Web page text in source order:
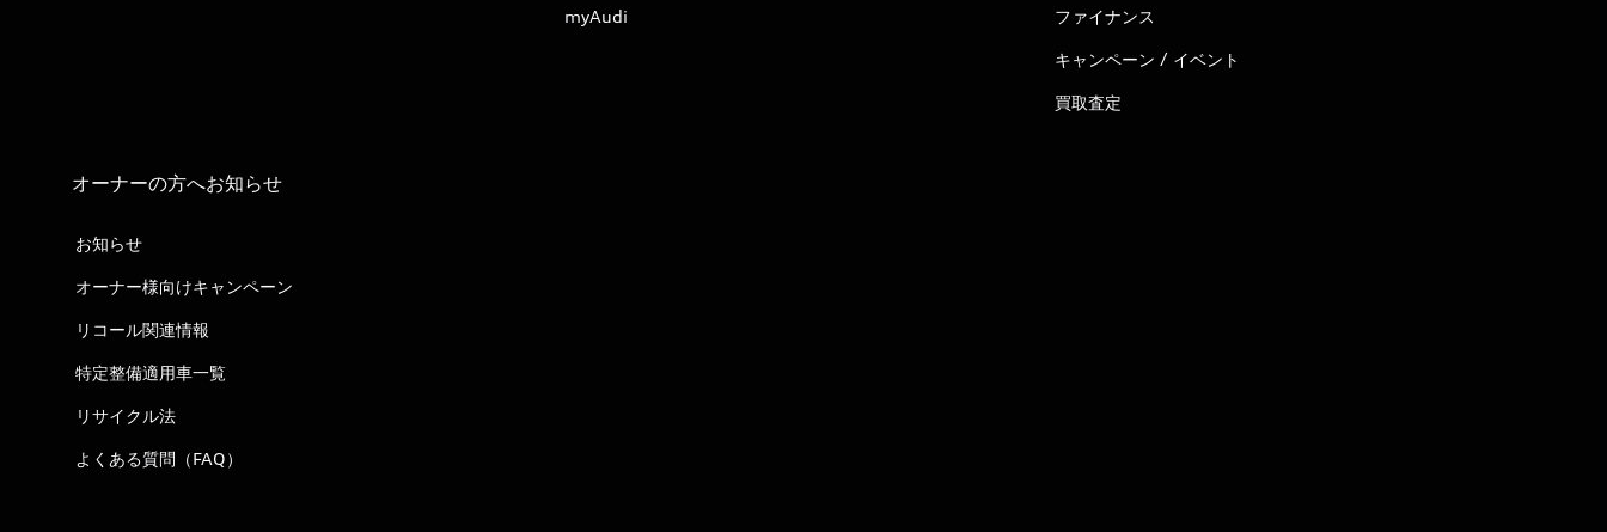
myAudi ファイナンス
キャンペーン / イベント
買取査定
オーナーの方へお知らせ
お知らせ
オーナー様向けキャンペーン
リコール関連情報
特定整備適用車一覧
リサイクル法
よくある質問（FAQ）